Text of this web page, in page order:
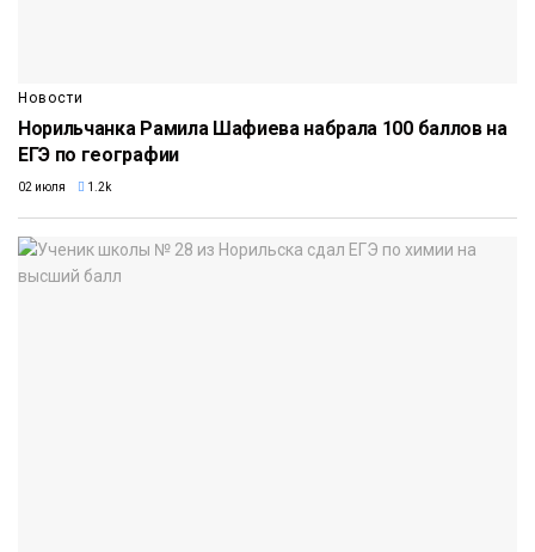
Новости
Норильчанка Рамила Шафиева набрала 100 баллов на
ЕГЭ по географии
02 июля 1.2k